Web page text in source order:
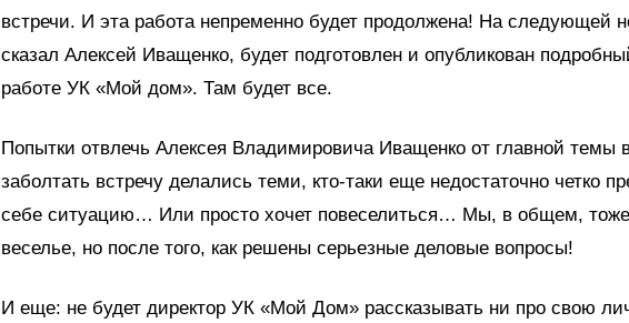
встречи. И эта работа непременно будет продолжена! На следующей
сказал Алексей Иващенко, будет подготовлен и опубликован
работе УК «Мой дом». Там будет все.
Попытки отвлечь Алексея Владимировича Иващенко от главной темы
заболтать встречу делались теми, кто-таки еще недостаточно четко
себе ситуацию… Или просто хочет повеселиться… Мы, в общем,
веселье, но после того, как решены серьезные деловые вопросы!
И еще: не будет директор УК «Мой Дом» рассказывать ни про свою